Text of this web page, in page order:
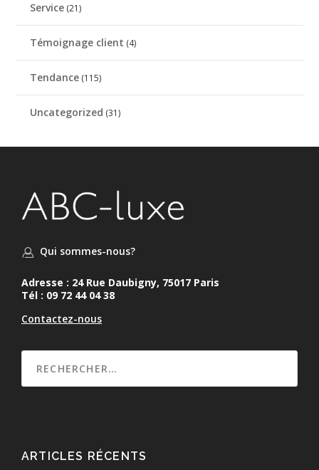
Service (21)
Témoignage client (4)
Tendance (115)
Uncategorized (31)
Qui sommes-nous?
Adresse : 24 Rue Daubigny, 75017 Paris
Tél : 09 72 44 04 38
Contactez-nous
ARTICLES RÉCENTS